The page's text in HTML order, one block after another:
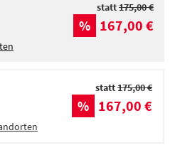
statt175,00 €
% 167,00 €
statt175,00 €
% 167,00 €